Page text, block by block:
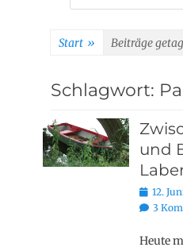
nach:
Start » Beiträge
Schlagwort:
und
Posted
on
12.
3
Heute